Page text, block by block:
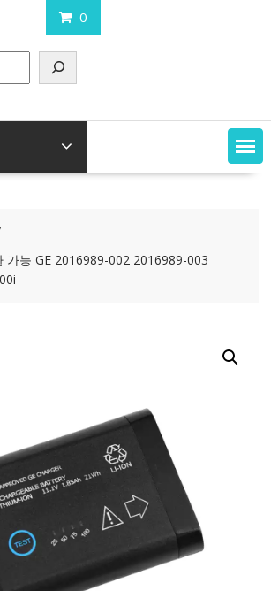
0
색
가능 GE 2016989-002 2016989-003